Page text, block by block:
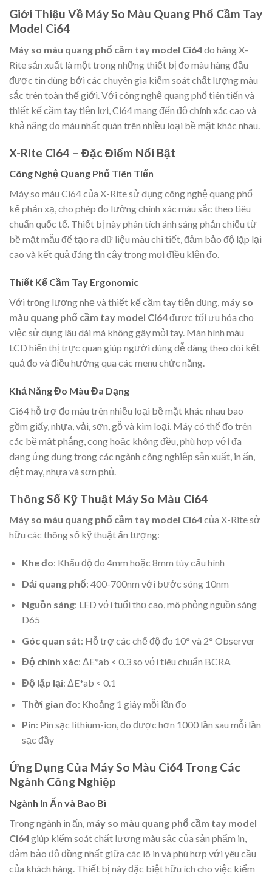
Giới Thiệu Về Máy So Màu Quang Phổ Cầm Tay
Model Ci64
Máy so màu quang phổ cầm tay model Ci64do hãng X-
Rite sản xuất là một trong những thiết bị đo màu hàng đầu
được tin dùng bởi các chuyên gia kiểm soát chất lượng màu
sắc trên toàn thế giới. Với công nghệ quang phổ tiên tiến và
thiết kế cầm tay tiện lợi, Ci64 mang đến độ chính xác cao và
khả năng đo màu nhất quán trên nhiều loại bề mặt khác nhau.
X-Rite Ci64 – Đặc Điểm Nổi Bật
Công Nghệ Quang Phổ Tiên Tiến
Máy so màu Ci64 của X-Rite sử dụng công nghệ quang phổ
kế phản xạ, cho phép đo lường chính xác màu sắc theo tiêu
chuẩn quốc tế. Thiết bị này phân tích ánh sáng phản chiếu từ
bề mặt mẫu để tạo ra dữ liệu màu chi tiết, đảm bảo độ lặp lại
cao và kết quả đáng tin cậy trong mọi điều kiện đo.
Thiết Kế Cầm Tay Ergonomic
Với trọng lượng nhẹ và thiết kế cầm tay tiện dụng, máy so
màu quang phổ cầm tay model Ci64được tối ưu hóa cho
việc sử dụng lâu dài mà không gây mỏi tay. Màn hình màu
LCD hiển thị trực quan giúp người dùng dễ dàng theo dõi kết
quả đo và điều hướng qua các menu chức năng.
Khả Năng Đo Màu Đa Dạng
Ci64 hỗ trợ đo màu trên nhiều loại bề mặt khác nhau bao
gồm giấy, nhựa, vải, sơn, gỗ và kim loại. Máy có thể đo trên
các bề mặt phẳng, cong hoặc không đều, phù hợp với đa
dạng ứng dụng trong các ngành công nghiệp sản xuất, in ấn,
dệt may, nhựa và sơn phủ.
Thông Số Kỹ Thuật Máy So Màu Ci64
Máy so màu quang phổ cầm tay model Ci64của X-Rite sở
hữu các thông số kỹ thuật ấn tượng:
Khe đo: Khẩu độ đo 4mm hoặc 8mm tùy cấu hình
Dải quang phổ: 400-700nm với bước sóng 10nm
Nguồn sáng: LED với tuổi thọ cao, mô phỏng nguồn sáng
D65
Góc quan sát: Hỗ trợ các chế độ đo 10° và 2° Observer
Độ chính xác: ΔE*ab < 0.3 so với tiêu chuẩn BCRA
Độ lặp lại: ΔE*ab < 0.1
Thời gian đo: Khoảng 1 giây mỗi lần đo
Pin: Pin sạc lithium-ion, đo được hơn 1000 lần sau mỗi lần
sạc đầy
Ứng Dụng Của Máy So Màu Ci64 Trong Các
Ngành Công Nghiệp
Ngành In Ấn và Bao Bì
Trong ngành in ấn, máy so màu quang phổ cầm tay model
Ci64giúp kiểm soát chất lượng màu sắc của sản phẩm in,
đảm bảo độ đồng nhất giữa các lô in và phù hợp với yêu cầu
của khách hàng. Thiết bị này đặc biệt hữu ích cho việc kiểm